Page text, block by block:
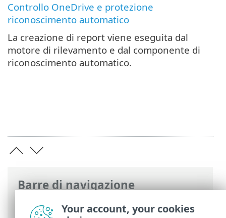
Barre di navigazione
Guida online ESET>ESET Server Security
Controllo OneDrive e protezione
riconoscimento automatico
La creazione di report viene eseguita dal
motore di rilevamento e dal componente di
riconoscimento automatico.
Your account, your cookies